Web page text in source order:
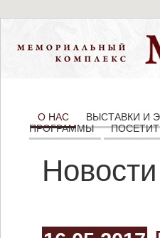
О НАС ВЫСТАВКИ И
ПРОГРАММЫ
Новости